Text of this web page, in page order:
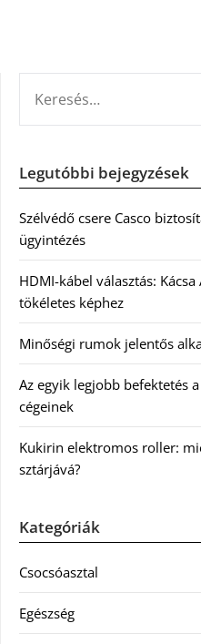
Legutóbbi bejegyzések
Szélvédő csere Casco
ügyintézés
HDMI-kábel választás:
tökéletes képhez
Minőségi rumok jelentős
Az egyik legjobb befektetés
cégeinek
Kukirin elektromos roller:
sztárjává?
Kategóriák
Csocsóasztal
Egészség